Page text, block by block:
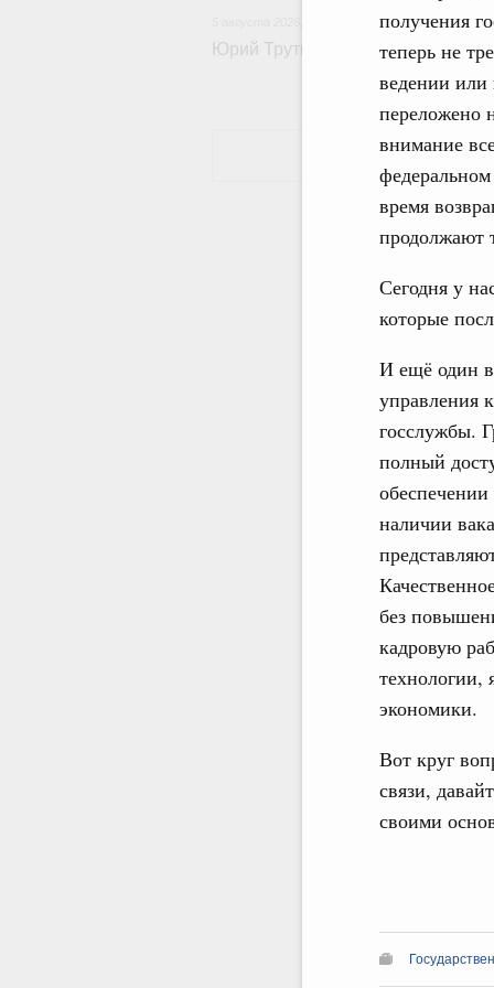
получения
теперь не
ведении или
переложено
внимание
время
продолжают
Сегодня у
которые
И ещё один
управления
госслужбы.
полный
наличии
без
кадровую
технологии,
экономики.
Вот круг
связи,
своими
Общие вопросы развития ДФО
Юрий Трутнев: Опубликована